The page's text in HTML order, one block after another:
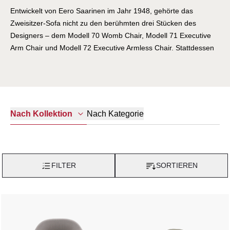
Entwickelt von Eero Saarinen im Jahr 1948, gehörte das
Zweisitzer-Sofa nicht zu den berühmten drei Stücken des
Designers – dem Modell 70 Womb Chair, Modell 71 Executive
Arm Chair und Modell 72 Executive Armless Chair. Stattdessen
erforderte. Knoll entschied sich im Jahr 2012 dazu, das Design
Möbeldesigns erforderte die Womb Settee Produktionsverfahren
einem Unternehmensinterieur konzipiert wurde, stellte sich beim
Nach Kollektion Nach Kategorie
FILTER SORTIEREN